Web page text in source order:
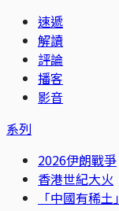
速遞
解讀
評論
播客
影音
系列
2026伊朗戰爭
香港世紀大火
「中國有稀土」